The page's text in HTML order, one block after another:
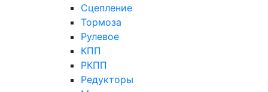
Сцепление
Тормоза
Рулевое
КПП
РКПП
Редукторы